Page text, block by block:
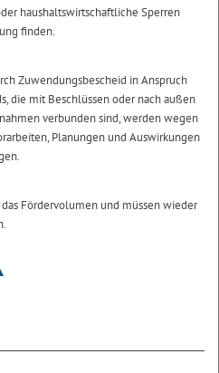
haushaltswirtschaftliche Sperren
finden.
Zuwendungsbescheid in Anspruch
die mit Beschlüssen oder nach außen
verbunden sind, werden wegen
Planungen und Auswirkungen
Fördervolumen und müssen wieder